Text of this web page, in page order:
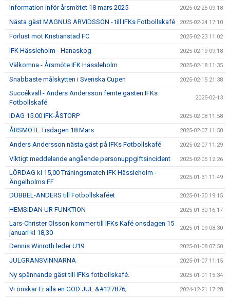
Information inför årsmötet 18 mars 2025 2025-02-25 09:18
Nästa gäst MAGNUS ARVIDSSON - till IFKs Fotbollskafé 2025-02-24 17:10
Förlust mot Kristianstad FC 2025-02-23 11:02
IFK Hässleholm - Hanaskog 2025-02-19 09:18
Välkomna - Årsmöte IFK Hässleholm 2025-02-18 11:35
Snabbaste målskytten i Svenska Cupen 2025-02-15 21:38
Succékväll - Anders Andersson femte gästen IFKs
Fotbollskafé
2025-02-13
IDAG 15.00 IFK-ÅSTORP 2025-02-08 11:58
ÅRSMÖTE Tisdagen 18 Mars 2025-02-07 11:50
Anders Andersson nästa gäst på IFKs Fotbollskafé 2025-02-07 11:29
Viktigt meddelande angående personuppgiftsincident 2025-02-05 12:26
LÖRDAG kl 15,00 Träningsmatch IFK Hässleholm -
Ängelholms FF
2025-01-31 11:49
DUBBEL-ANDERS till Fotbollskaféet 2025-01-30 19:15
HEMSIDAN UR FUNKTION 2025-01-30 16:17
Lars-Christer Olsson kommer till IFKs Kafé onsdagen 15
januari kl 18,30
2025-01-09 08:30
Dennis Winroth leder U19 2025-01-08 07:50
JULGRANSVINNARNA 2025-01-07 11:15
Ny spännande gäst till IFKs fotbollskafé. 2025-01-01 15:34
Vi önskar Er alla en GOD JUL &#127876; 2024-12-21 17:28